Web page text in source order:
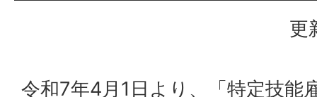
更
令和7年4月1日より、「特定技能